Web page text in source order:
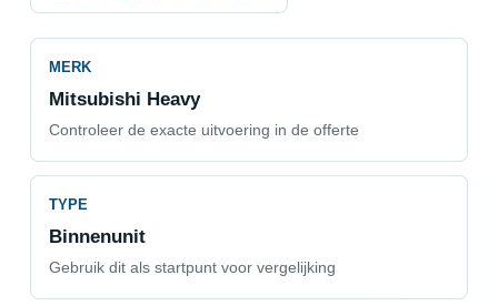
MERK
Mitsubishi Heavy
Controleer de exacte uitvoering in de offerte
TYPE
Binnenunit
Gebruik dit als startpunt voor vergelijking